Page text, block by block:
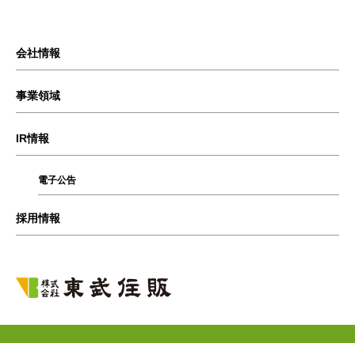
会社情報
事業領域
IR情報
電子公告
採用情報